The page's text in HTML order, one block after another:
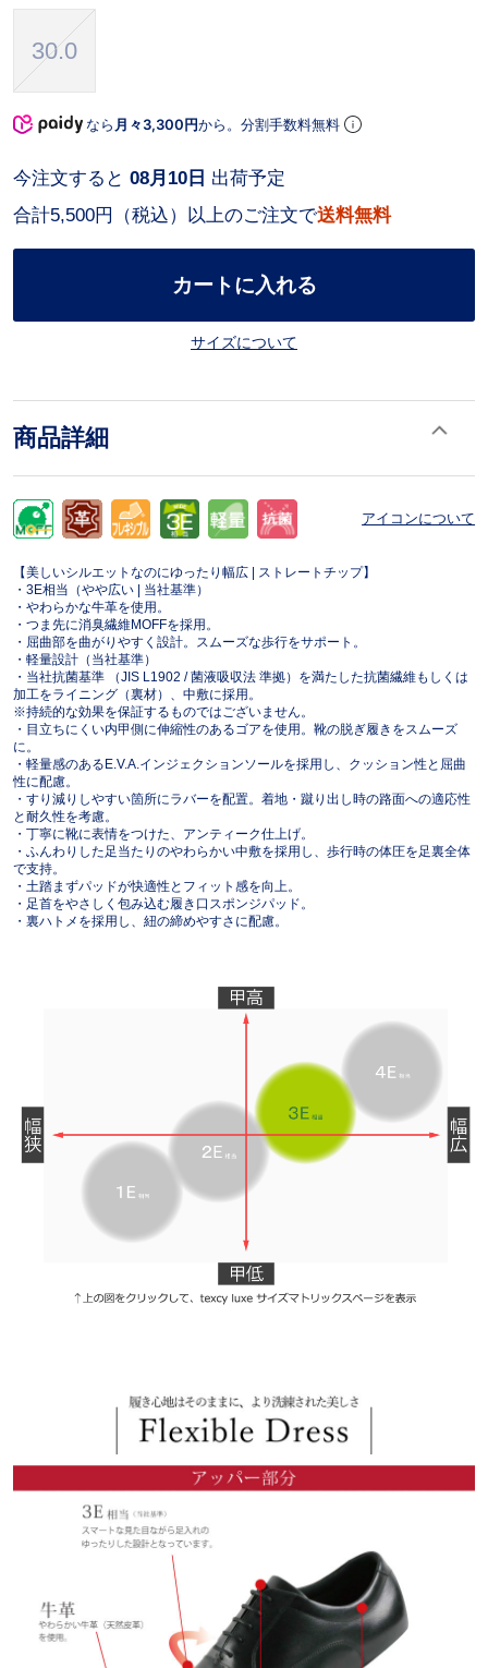
30.0
なら 月々3,300円から。分割手数料無料
合計5,500円（税込）以上のご注文で送料無料
今注文すると 08月10日 出荷予定
カートに入れる
サイズについて
商品詳細
アイコンについて
【美しいシルエットなのにゆったり幅広 | ストレートチップ】
・3E相当（やや広い | 当社基準）
・やわらかな牛革を使用。
・つま先に消臭繊維MOFFを採用。
・屈曲部を曲がりやすく設計。スムーズな歩行をサポート。
・軽量設計（当社基準）
・当社抗菌基準 （JIS L1902 / 菌液吸収法 準拠）を満たした抗菌繊維もしくは
加工をライニング（裏材）、中敷に採用。
※持続的な効果を保証するものではございません。
・目立ちにくい内甲側に伸縮性のあるゴアを使用。靴の脱ぎ履きをスムーズ
に。
・軽量感のあるE.V.A.インジェクションソールを採用し、クッション性と屈曲
性に配慮。
・すり減りしやすい箇所にラバーを配置。着地・蹴り出し時の路面への適応性
と耐久性を考慮。
・丁寧に靴に表情をつけた、アンティーク仕上げ。
・ふんわりした足当たりのやわらかい中敷を採用し、歩行時の体圧を足裏全体
で支持。
・土踏まずパッドが快適性とフィット感を向上。
・足首をやさしく包み込む履き口スポンジパッド。
・裏ハトメを採用し、紐の締めやすさに配慮。